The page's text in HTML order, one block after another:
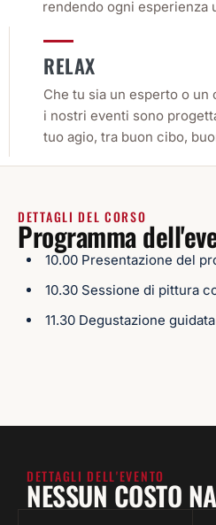
rendendo ogni esperienza
RELAX
Che tu sia un esperto o un
i nostri eventi sono
tuo agio, tra buon cibo,
DETTAGLI DEL CORSO
Programma
10.00 Presentazione del
10.30 Sessione di pittura
11.30 Degustazione
DETTAGLI DELL'EVENTO
NESSUN COSTO